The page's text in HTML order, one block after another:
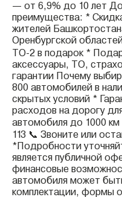
— от 6,9% до 10 лет
преимущества: *
жителей
Оренбургской
ТО-2 в подарок *
аксессуары, ТО,
гарантии Почему
800 автомобилей в
скрытых условий *
расходов на дорогу
автомобиля до 1000
113 📞 Звоните или
*Подробности
является публичной
финансовые
автомобиля может
комплектации, формы